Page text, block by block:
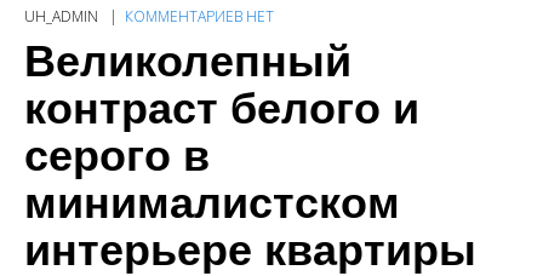
UH_ADMIN КОММЕНТАРИЕВ НЕТ
Великолепный
контраст белого и
серого в
минималистском
интерьере квартиры